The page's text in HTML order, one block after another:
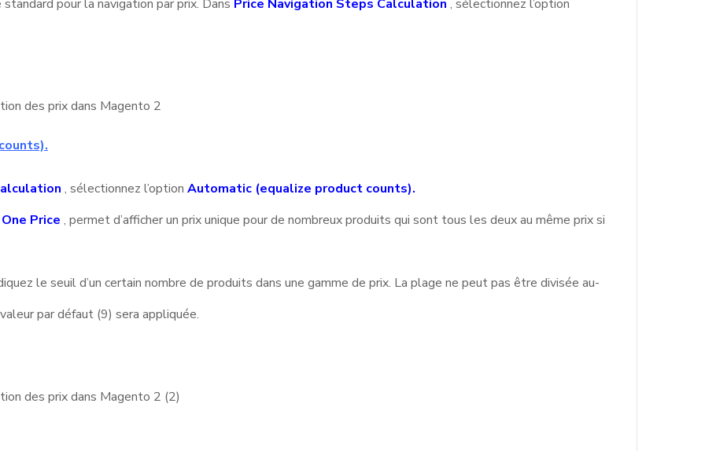
pour la navigation par prix. Dans Price Navigation Steps Calculation , sélectionnez l’option
, sélectionnez l’option Automatic (equalize product counts).
Price , permet d’afficher un prix unique pour de nombreux produits qui sont tous les deux au même prix si
le seuil d’un certain nombre de produits dans une gamme de prix. La plage ne peut pas être divisée au-
par défaut (9) sera appliquée.